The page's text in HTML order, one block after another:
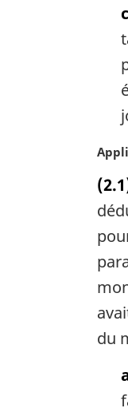
N
t
e
a
r
i
n
a
du